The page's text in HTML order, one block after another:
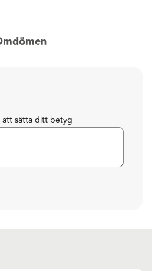
att sätta ditt betyg